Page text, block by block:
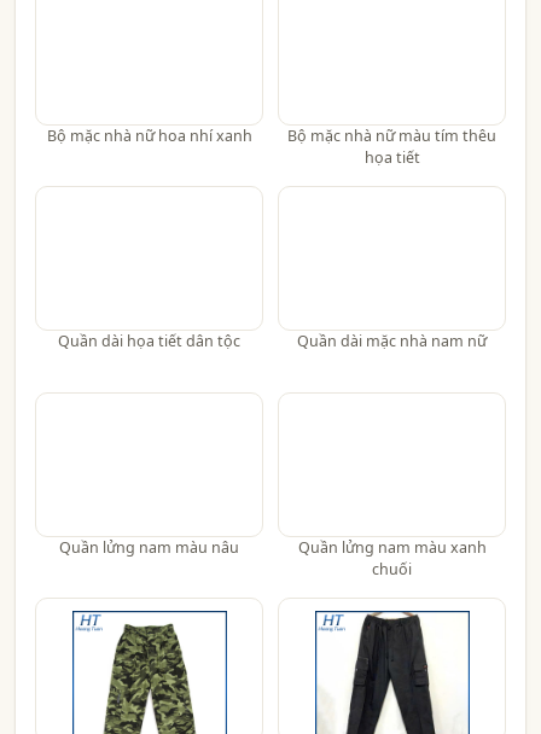
Bộ mặc nhà nữ hoa nhí xanh
Bộ mặc nhà nữ màu tím thêu
họa tiết
Quần dài họa tiết dân tộc Quần dài mặc nhà nam nữ
Quần lửng nam màu nâu
Quần lửng nam màu xanh
chuối